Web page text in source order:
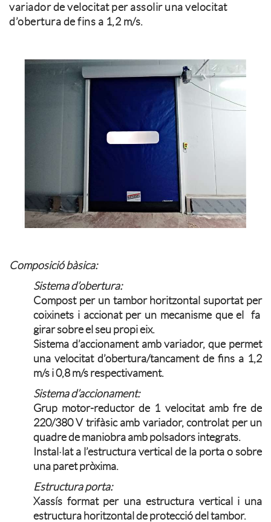
variador de velocitat per assolir una velocitat
d’obertura de fins a 1,2 m/s.
Composició bàsica:
Sistema d’obertura:
Compost per un tambor horitzontal suportat per
coixinets i accionat per un mecanisme que el fa
girar sobre el seu propi eix.
Sistema d’accionament amb variador, que permet
una velocitat d’obertura/tancament de fins a 1,2
m/s i 0,8 m/s respectivament.
Sistema d’accionament:
Grup motor-reductor de 1 velocitat amb fre de
220/380 V trifàsic amb variador, controlat per un
quadre de maniobra amb polsadors integrats.
Instal·lat a l’estructura vertical de la porta o sobre
una paret pròxima.
Estructura porta:
Xassís format per una estructura vertical i una
estructura horitzontal de protecció del tambor.